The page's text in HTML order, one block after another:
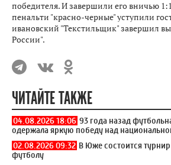
победителя. И завершили его вничью
пенальти "красно-черные" уступили
ивановский "Текстильщик" завершил
России".
ЧИТАЙТЕ ТАКЖЕ
04.08.2026 18:06 93 года назад
одержала яркую победу над
02.08.2026 09:32 В Юже состоится
футболу